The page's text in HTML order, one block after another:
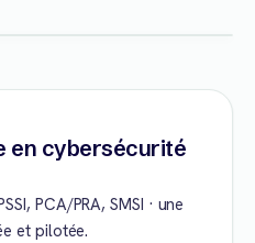
en cybersécurité
PCA/PRA, SMSI · une
et pilotée.